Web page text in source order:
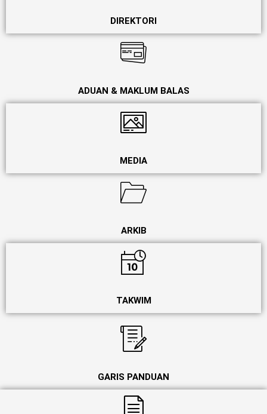
DIREKTORI
ADUAN & MAKLUM BALAS
MEDIA
ARKIB
TAKWIM
GARIS PANDUAN